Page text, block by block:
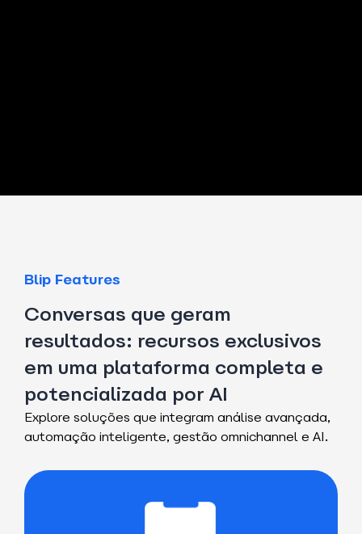
Blip Features
Conversas que geram
resultados: recursos exclusivos
em uma plataforma completa e
potencializada por AI
Explore soluções que integram análise avançada,
automação inteligente, gestão omnichannel e AI.